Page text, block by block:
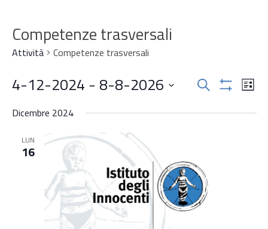
Competenze trasversali
Attività Competenze trasversali
Attività
Ricerca
Cerca Lista
4-12-2024 - 8-8-2026
la
data.
Dicembre 2024
LUN
16